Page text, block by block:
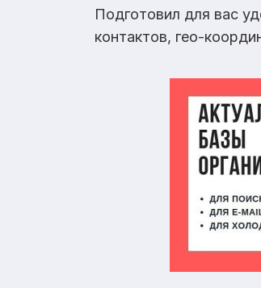
Подготовил для вас
контактов, гео-